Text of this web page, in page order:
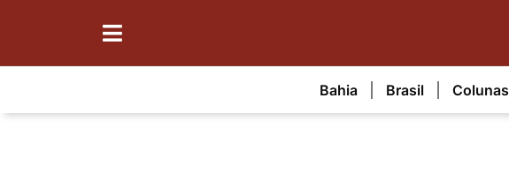
Bahia Brasil Colunas